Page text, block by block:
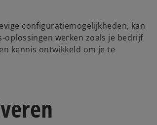
configuratiemogelijkheden, kan
werken zoals je bedrijf
kennis ontwikkeld om je te